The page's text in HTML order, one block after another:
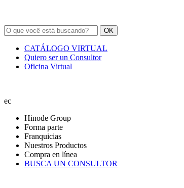
OK
CATÁLOGO VIRTUAL
Quiero ser un Consultor
Oficina Virtual
ec
Hinode Group
Forma parte
Franquicias
Nuestros Productos
Compra en línea
BUSCA UN CONSULTOR